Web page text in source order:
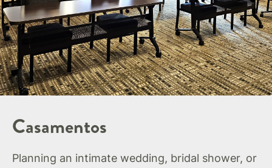
Casamentos
Planning an intimate wedding, bridal shower, or